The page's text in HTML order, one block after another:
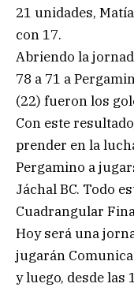
21 unidades,
con 17.
Abriendo la
78 a 71 a
(22) fueron los
Con este
prender en la
Pergamino a
Jáchal BC. Todo
Cuadrangular
Hoy será una
jugarán
y luego, desde las